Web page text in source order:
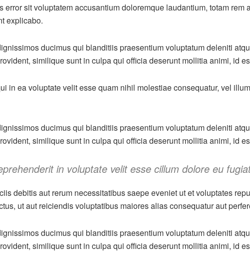
sit voluptatem accusantium doloremque laudantium, totam
explicabo.
ducimus qui blanditiis praesentium voluptatum deleniti
similique sunt in culpa qui officia deserunt mollitia animi, id
in ea voluptate velit esse quam nihil molestiae consequatur, vel
ducimus qui blanditiis praesentium voluptatum deleniti
similique sunt in culpa qui officia deserunt mollitia animi, id
in voluptate velit esse cillum dolore eu
debitis aut rerum necessitatibus saepe eveniet ut et voluptates
ut aut reiciendis voluptatibus maiores alias consequatur aut
ducimus qui blanditiis praesentium voluptatum deleniti
similique sunt in culpa qui officia deserunt mollitia animi, id